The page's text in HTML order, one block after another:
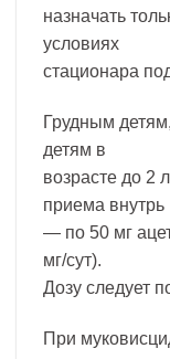
назначать
условиях
стационара
Грудным
детям в
возрасте до 2
приема внутрь
— по 50 мг
мг/сут).
Дозу следует
При